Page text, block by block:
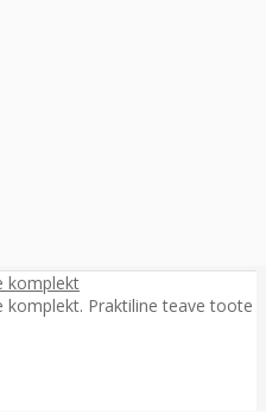
komplekt
Praktiline teave toote